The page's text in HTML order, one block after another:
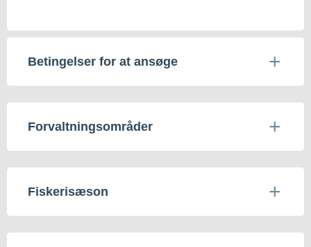
Betingelser for at ansøge
Forvaltningsområder
Fiskerisæson